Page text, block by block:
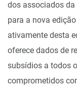
dos associados
para a nova
ativamente desta
oferece dados de
subsídios a todos
comprometidos